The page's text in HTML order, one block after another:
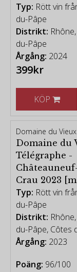
Typ: Rött vin
du-Pâpe
Distrikt:
du-Pâpe
Årgång: 2024
399kr
KÖP
Domaine du
Domaine du
Télégraphe -
Crau 2023
Typ: Rött vin
du-Pâpe
Distrikt:
du-Pâpe, Côtes
Årgång: 2023
Poäng: 96/100